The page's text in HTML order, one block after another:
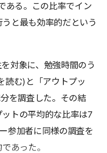
ある。この比率でイン
と最も効率的だという
対象に、勉強時間のう
読む)と「アウトプッ
を調査した。その結
トの平均的な比率は7
参加者に同様の調査を
あった。